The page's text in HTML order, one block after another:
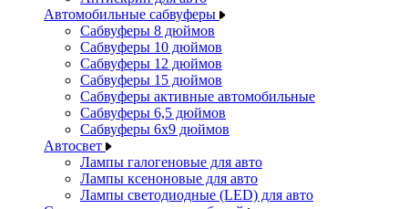
Автомобильные сабвуферы
Сабвуферы 8 дюймов
Сабвуферы 10 дюймов
Сабвуферы 12 дюймов
Сабвуферы 15 дюймов
Сабвуферы активные автомобильные
Сабвуферы 6,5 дюймов
Сабвуферы 6x9 дюймов
Автосвет
Лампы галогеновые для авто
Лампы ксеноновые для авто
Лампы светодиодные (LED) для авто